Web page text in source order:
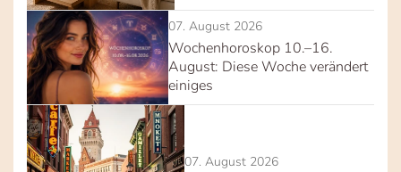
07. August 2026
Wochenhoroskop 10.–16.
August: Diese Woche verändert
einiges
07. August 2026